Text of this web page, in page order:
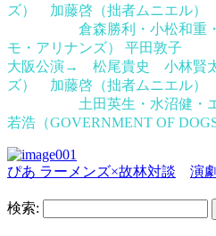
ズ） 加藤啓（拙者ムニエル）
倉森勝利・小松和重・佐
モ・アリナンズ） 平田敦子
大阪公演→ 松尾貴史 小林賢太
ズ） 加藤啓（拙者ムニエル）
土田英生・水沼健・エデ
若浩（GOVERNMENT OF DOGS
ぴあ ラーメンズ×故林対談 演
検索: